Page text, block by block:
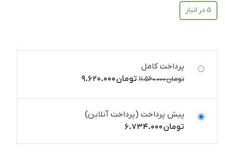
5 در انبار
پرداخت کامل
تومان۱۱.۵۶۰.۰۰۰ تومان
پیش پرداخت (پرداخت آنلاین)
تومان